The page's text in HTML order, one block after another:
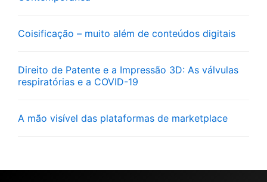
Coisificação – muito além de conteúdos digitais
Direito de Patente e a Impressão 3D: As válvulas
respiratórias e a COVID-19
A mão visível das plataformas de marketplace